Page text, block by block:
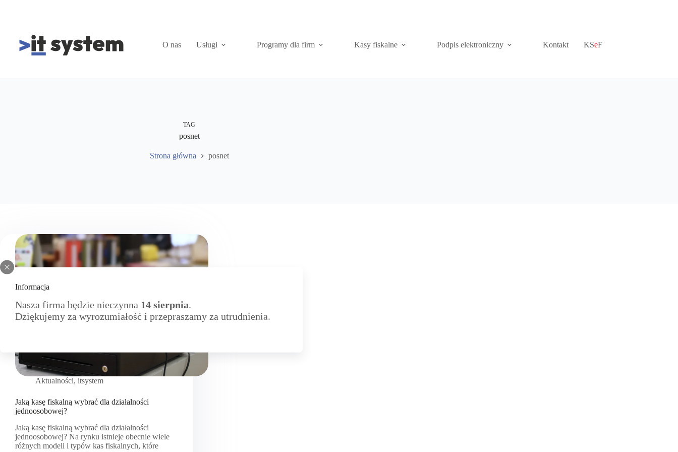
Informacja
Nasza firma będzie nieczynna 14 sierpnia
Dziękujemy za wyrozumiałość i przepraszamy za utrudnienia.
O nas Usługi Programy dla firm Kasy fiskalne Podpis elektroniczny Kontakt KSeF
TAG
posnet
Strona główna posnet
Aktualności, itsystem
Jaką kasę fiskalną wybrać dla działalności
jednoosobowej?
Jaką kasę fiskalną wybrać dla działalności
jednoosobowej? Na rynku istnieje obecnie wiele
różnych modeli i typów kas fiskalnych, które